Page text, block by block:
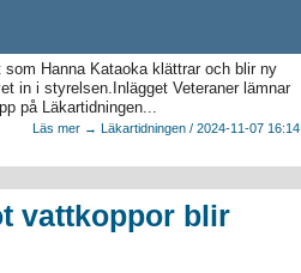
Hanna Kataoka klättrar och blir ny
in i styrelsen.Inlägget Veteraner lämnar
på Läkartidningen...
Läs mer → Läkartidningen / 2024-11-07 16:14
vattkoppor blir